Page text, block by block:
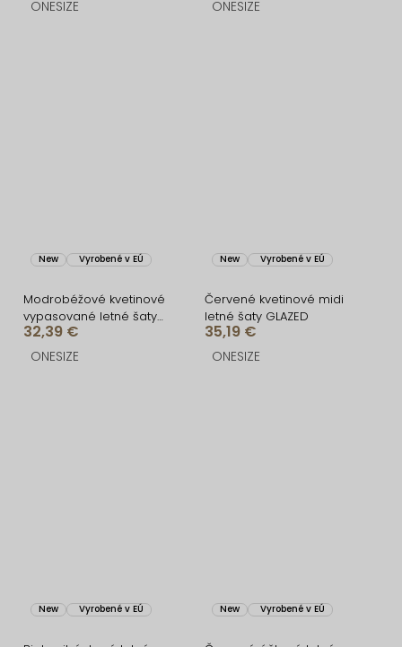
ONESIZE ONESIZE
New Vyrobené v EÚ
Modrobéžové kvetinové
vypasované letné šaty
SAHARA
32,39 €
ONESIZE
New Vyrobené v EÚ
Červené kvetinové midi
letné šaty GLAZED
35,19 €
ONESIZE
New Vyrobené v EÚ New Vyrobené v EÚ